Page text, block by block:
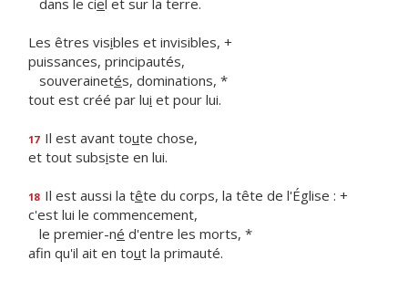
dans le ciel et sur la terre.
Les êtres visibles et invisibles, +
puissances, principautés,
souverainetés, dominations, *
tout est créé par lui et pour lui.
17 Il est avant toute chose,
et tout subsiste en lui.
18 Il est aussi la tête du corps, la tête de l'Église : +
c'est lui le commencement,
le premier-né d'entre les morts, *
afin qu'il ait en tout la primauté.